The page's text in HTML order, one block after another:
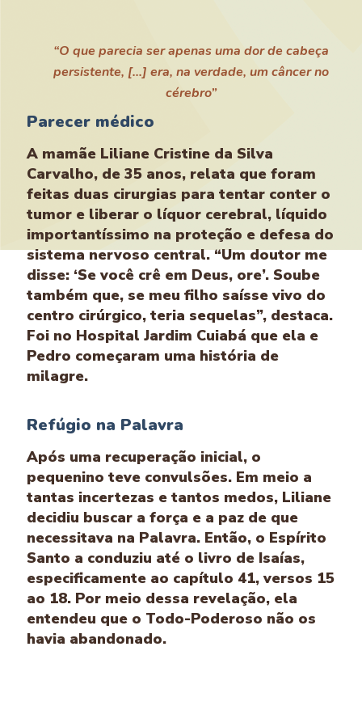
“O que parecia ser apenas uma dor de cabeça
persistente, [...] era, na verdade, um câncer no
cérebro”
Parecer médico
A mamãe Liliane Cristine da Silva
Carvalho, de 35 anos, relata que foram
feitas duas cirurgias para tentar conter o
tumor e liberar o líquor cerebral, líquido
importantíssimo na proteção e defesa do
sistema nervoso central. “Um doutor me
disse: ‘Se você crê em Deus, ore’. Soube
também que, se meu filho saísse vivo do
centro cirúrgico, teria sequelas”, destaca.
Foi no Hospital Jardim Cuiabá que ela e
Pedro começaram uma história de
milagre.
Refúgio na Palavra
Após uma recuperação inicial, o
pequenino teve convulsões. Em meio a
tantas incertezas e tantos medos, Liliane
decidiu buscar a força e a paz de que
necessitava na Palavra. Então, o Espírito
Santo a conduziu até o livro de Isaías,
especificamente ao capítulo 41, versos 15
ao 18. Por meio dessa revelação, ela
entendeu que o Todo-Poderoso não os
havia abandonado.